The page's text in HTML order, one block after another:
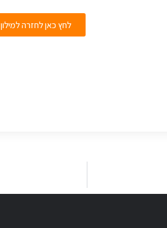
לחץ כאן לחזרה למילון